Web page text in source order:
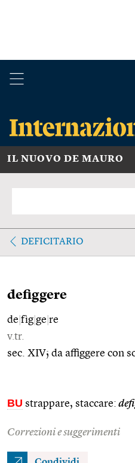
IL NUOVO DE MAURO
DEFICITARIO
defiggere
de fìg ge re
v.tr.
sec. XIV; da affiggere con
BU strappare, staccare:
Correzioni e suggerimenti